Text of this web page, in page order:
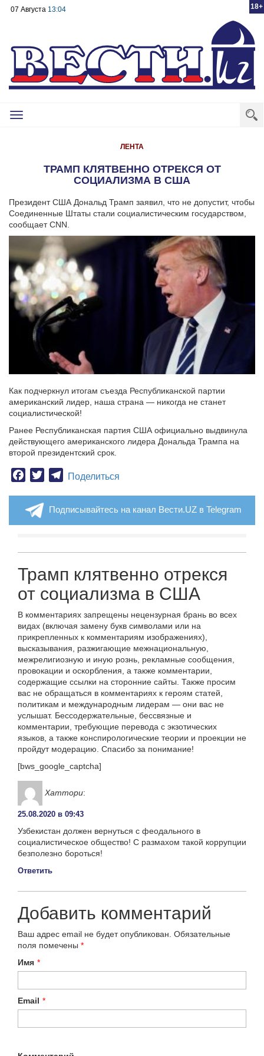
18+
07 Августа 13:04
Toggle
ЛЕНТА
ТРАМП КЛЯТВЕННО ОТРЕКСЯ ОТ
СОЦИАЛИЗМА В США
Президент США Дональд Трамп заявил, что не допустит, чтобы
Соединенные Штаты стали социалистическим государством,
сообщает CNN.
Как подчеркнул итогам съезда Республиканской партии
американский лидер, наша страна — никогда не станет
социалистической!
Ранее Республиканская партия США официально выдвинула
действующего американского лидера Дональда Трампа на
второй президентский срок.
Facebook
TwitterTelegram
Поделиться
Подписывайтесь на канал Вести.UZ в Telegram
Трамп клятвенно отрекся
от социализма в США
В комментариях запрещены нецензурная брань во всех
видах (включая замену букв символами или на
прикрепленных к комментариям изображениях),
высказывания, разжигающие межнациональную,
межрелигиозную и иную рознь, рекламные сообщения,
провокации и оскорбления, а также комментарии,
содержащие ссылки на сторонние сайты. Также просим
вас не обращаться в комментариях к героям статей,
политикам и международным лидерам — они вас не
услышат. Бессодержательные, бессвязные и
комментарии, требующие перевода с экзотических
языков, а также конспирологические теории и проекции не
пройдут модерацию. Спасибо за понимание!
[bws_google_captcha]
Хаттори:
25.08.2020 в 09:43
Узбекистан должен вернуться с феодального в
социалистическое общество! С размахом такой коррупции
безполезно бороться!
Ответить
Добавить комментарий
Ваш адрес email не будет опубликован. Обязательные
поля помечены *
Имя *
Email *